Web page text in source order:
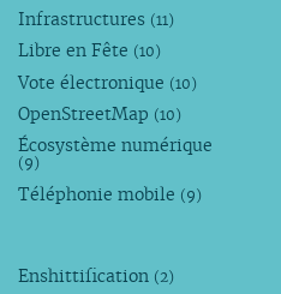
Infrastructures (11)
Libre en Fête (10)
Vote électronique (10)
OpenStreetMap (10)
Écosystème numérique
(9)
Téléphonie mobile (9)
Enshittification (2)